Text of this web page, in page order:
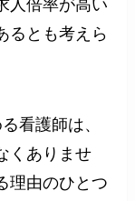
人倍率が高い
るとも考えら
看護師は、
くありませ
理由のひとつ